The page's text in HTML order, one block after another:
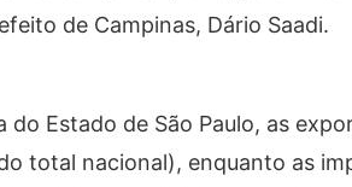
de Campinas, Dário Saadi.
Estado de São Paulo, as
total nacional), enquanto as